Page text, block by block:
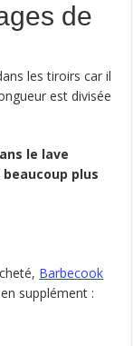
de
les tiroirs car il
est divisée
le lave
plus
Barbecook
supplément :